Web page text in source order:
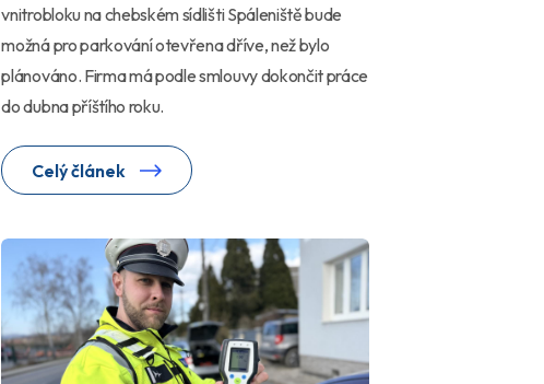
vnitrobloku na chebském sídlišti Spáleniště bude
možná pro parkování otevřena dříve, než bylo
plánováno. Firma má podle smlouvy dokončit práce
do dubna příštího roku.
Celý článek